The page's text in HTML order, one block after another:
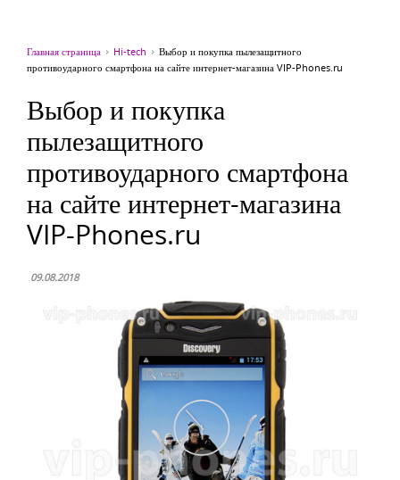
Главная страница Hi-tech
Выбор и покупка пылезащитного
противоударного смартфона на сайте интернет-магазина VIP-Phones.ru
Выбор и покупка
пылезащитного
противоударного смартфона
на сайте интернет-магазина
VIP-Phones.ru
09.08.2018